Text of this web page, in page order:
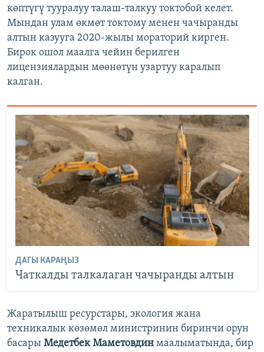
көптүгү тууралуу талаш-талкуу токтобой келет.
Мындан улам өкмөт токтому менен чачыранды
алтын казууга 2020-жылы мораторий кирген.
Бирок ошол маалга чейин берилген
лицензиялардын мөөнөтүн узартуу каралып
калган.
ДАГЫ КАРАҢЫЗ
Чаткалды талкалаган чачыранды алтын
Жаратылыш ресурстары, экология жана
техникалык көзөмөл министринин биринчи орун
басары Медетбек Маметовдин маалыматында, бир